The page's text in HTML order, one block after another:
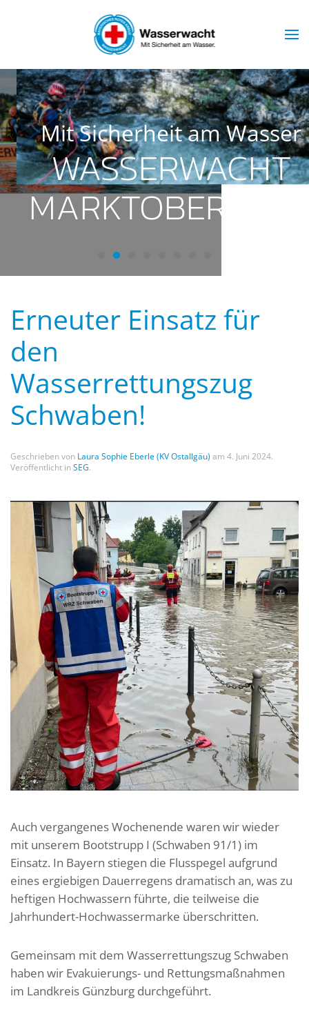
Skip to main content
Mit Sicherheit am Wasser
WASSERWACHT
MARKTOBERDORF
Erneuter Einsatz für
den
Wasserrettungszug
Schwaben!
Geschrieben von Laura Sophie Eberle (KV Ostallgäu) am 4. Juni 2024.
Veröffentlicht inSEG.
Auch vergangenes Wochenende waren wir wieder
mit unserem Bootstrupp I (Schwaben 91/1) im
Einsatz. In Bayern stiegen die Flusspegel aufgrund
eines ergiebigen Dauerregens dramatisch an, was zu
heftigen Hochwassern führte, die teilweise die
Jahrhundert-Hochwassermarke überschritten.
Gemeinsam mit dem Wasserrettungszug Schwaben
haben wir Evakuierungs- und Rettungsmaßnahmen
im Landkreis Günzburg durchgeführt.